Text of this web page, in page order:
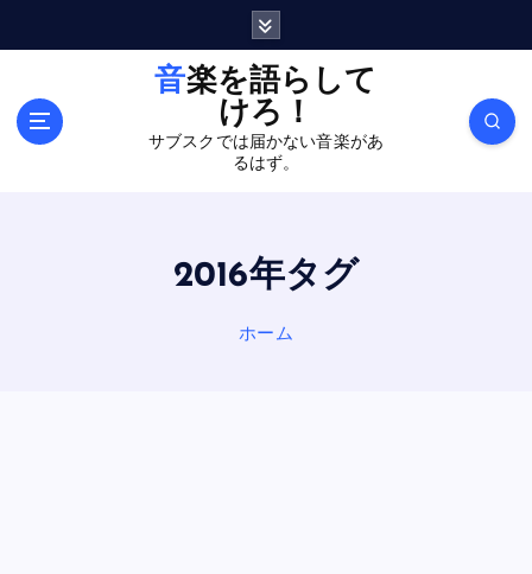
音楽を語らして
けろ！
サブスクでは届かない音楽があ
るはず。
2016年タグ
ホーム